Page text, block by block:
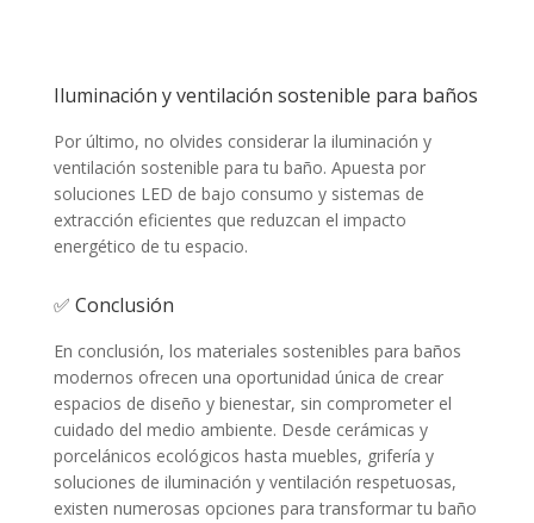
Iluminación y ventilación sostenible para baños
Por último, no olvides considerar la iluminación y
ventilación sostenible para tu baño. Apuesta por
soluciones LED de bajo consumo y sistemas de
extracción eficientes que reduzcan el impacto
energético de tu espacio.
✅ Conclusión
En conclusión, los materiales sostenibles para baños
modernos ofrecen una oportunidad única de crear
espacios de diseño y bienestar, sin comprometer el
cuidado del medio ambiente. Desde cerámicas y
porcelánicos ecológicos hasta muebles, grifería y
soluciones de iluminación y ventilación respetuosas,
existen numerosas opciones para transformar tu baño